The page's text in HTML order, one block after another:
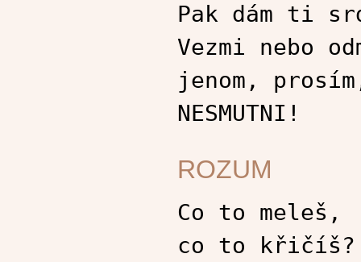
Pak dám ti
Vezmi nebo
jenom,
NESMUTNI!
ROZUM
Co to meleš,
co to křičíš?